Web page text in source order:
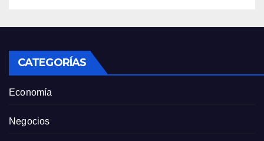
CATEGORÍAS
Economía
Negocios